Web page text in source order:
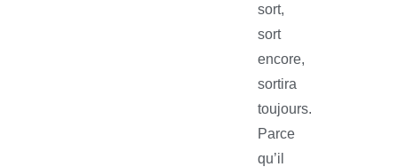
sort,
sort
encore,
sortira
toujours.
Parce
qu’il